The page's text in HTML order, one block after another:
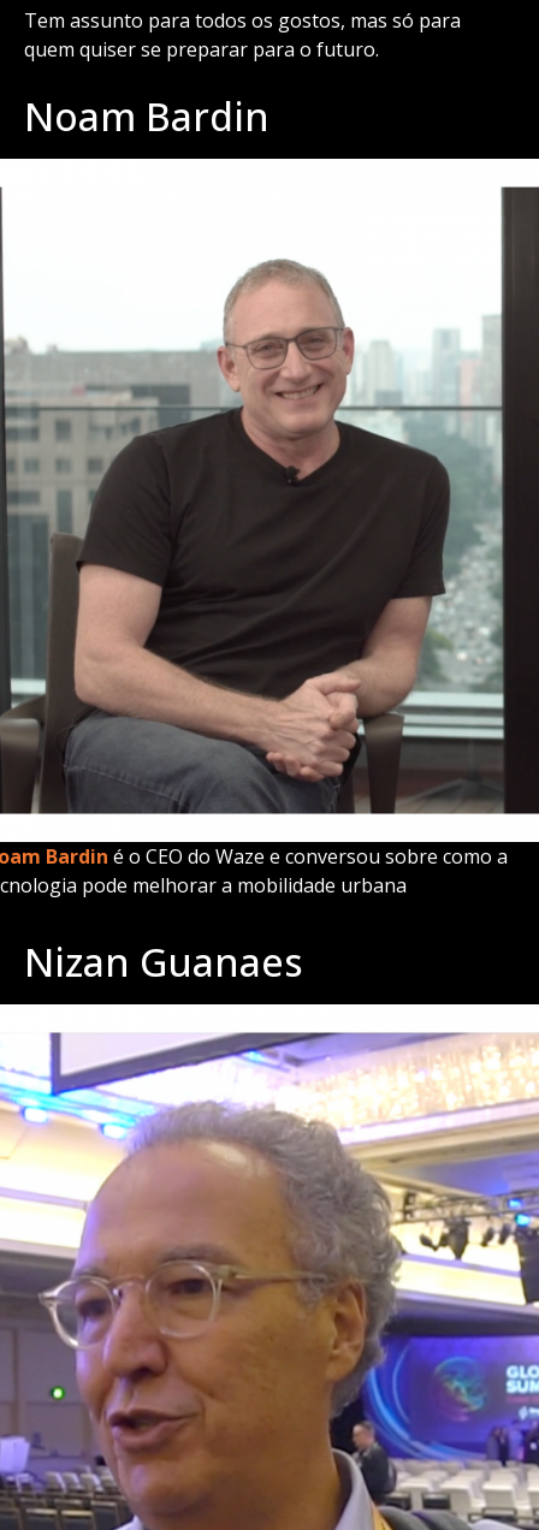
Tem assunto para todos os gostos, mas só para
quem quiser se preparar para o futuro.
Noam Bardin
Bardin é o CEO do Waze e conversou sobre como a
pode melhorar a mobilidade urbana
Nizan Guanaes